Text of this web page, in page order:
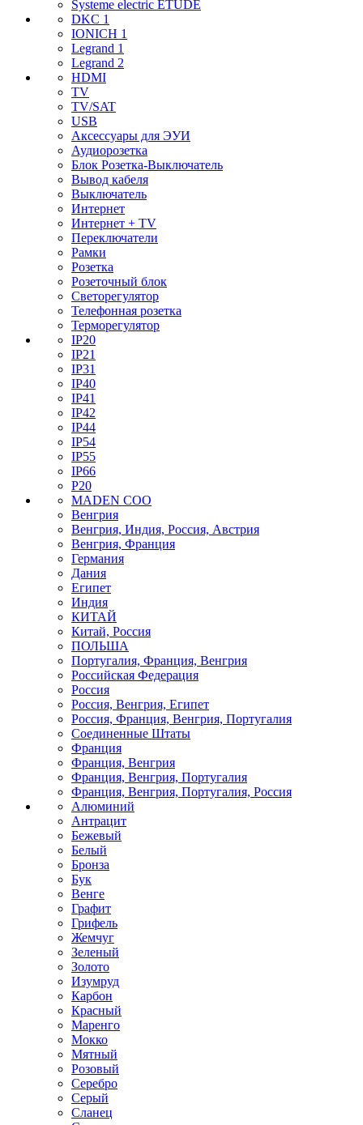
Systeme electric ETUDE
DKC 1
IONICH 1
Legrand 1
Legrand 2
HDMI
TV
TV/SAT
USB
Аксессуары для ЭУИ
Аудиорозетка
Блок Розетка-Выключатель
Вывод кабеля
Выключатель
Интернет
Интернет + TV
Переключатели
Рамки
Розетка
Розеточный блок
Светорегулятор
Телефонная розетка
Терморегулятор
IP20
IP21
IP31
IP40
IP41
IP42
IP44
IP54
IP55
IP66
P20
MADEN COO
Венгрия
Венгрия, Индия, Россия, Австрия
Венгрия, Франция
Германия
Дания
Египет
Индия
КИТАЙ
Китай, Россия
ПОЛЬША
Португалия, Франция, Венгрия
Российская Федерация
Россия
Россия, Венгрия, Египет
Россия, Франция, Венгрия, Португалия
Соединенные Штаты
Франция
Франция, Венгрия
Франция, Венгрия, Португалия
Франция, Венгрия, Португалия, Россия
Алюминий
Антрацит
Бежевый
Белый
Бронза
Бук
Венге
Графит
Грифель
Жемчуг
Зеленый
Золото
Изумруд
Карбон
Красный
Маренго
Мокко
Мятный
Розовый
Серебро
Серый
Сланец